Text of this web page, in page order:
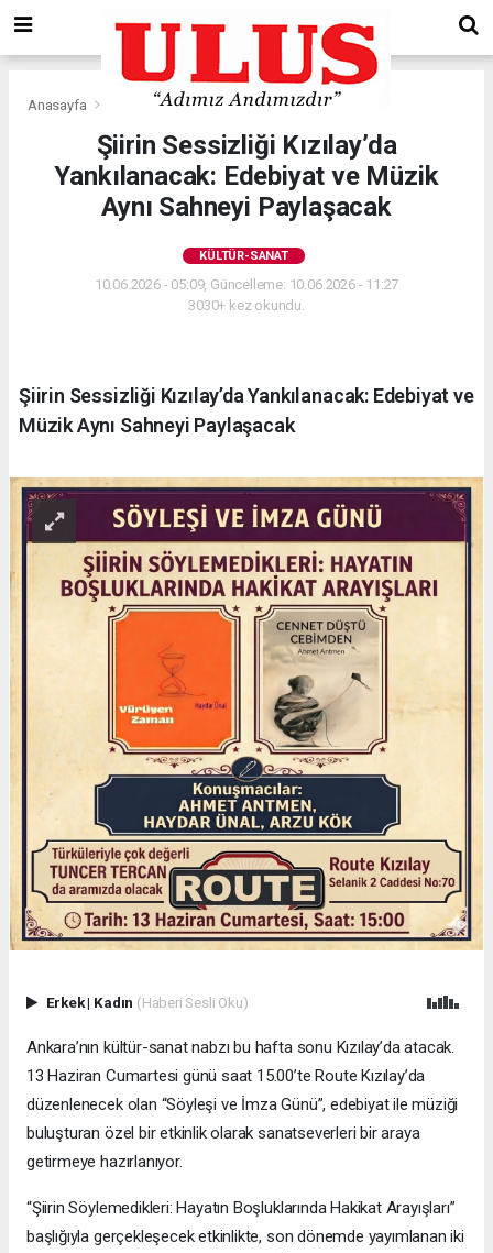
Anasayfa Kültür-Sanat
Şiirin Sessizliği Kızılay’da
Yankılanacak: Edebiyat ve Müzik
Aynı Sahneyi Paylaşacak
KÜLTÜR-SANAT
10.06.2026 - 05:09, Güncelleme: 10.06.2026 - 11:27
3030+ kez okundu.
Şiirin Sessizliği Kızılay’da Yankılanacak: Edebiyat ve
Müzik Aynı Sahneyi Paylaşacak
Erkek| Kadın (Haberi Sesli Oku)
Ankara’nın kültür-sanat nabzı bu hafta sonu Kızılay’da atacak.
13 Haziran Cumartesi günü saat 15.00’te Route Kızılay’da
düzenlenecek olan “Söyleşi ve İmza Günü”, edebiyat ile müziği
buluşturan özel bir etkinlik olarak sanatseverleri bir araya
getirmeye hazırlanıyor.
“Şiirin Söylemedikleri: Hayatın Boşluklarında Hakikat Arayışları”
başlığıyla gerçekleşecek etkinlikte, son dönemde yayımlanan iki